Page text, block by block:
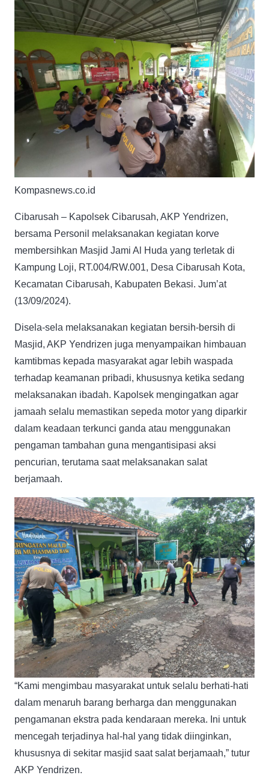
Kompasnews.co.id
Cibarusah – Kapolsek Cibarusah, AKP Yendrizen,
bersama Personil melaksanakan kegiatan korve
membersihkan Masjid Jami Al Huda yang terletak di
Kampung Loji, RT.004/RW.001, Desa Cibarusah Kota,
Kecamatan Cibarusah, Kabupaten Bekasi. Jum’at
(13/09/2024).
Disela-sela melaksanakan kegiatan bersih-bersih di
Masjid, AKP Yendrizen juga menyampaikan himbauan
kamtibmas kepada masyarakat agar lebih waspada
terhadap keamanan pribadi, khususnya ketika sedang
melaksanakan ibadah. Kapolsek mengingatkan agar
jamaah selalu memastikan sepeda motor yang diparkir
dalam keadaan terkunci ganda atau menggunakan
pengaman tambahan guna mengantisipasi aksi
pencurian, terutama saat melaksanakan salat
berjamaah.
“Kami mengimbau masyarakat untuk selalu berhati-hati
dalam menaruh barang berharga dan menggunakan
pengamanan ekstra pada kendaraan mereka. Ini untuk
mencegah terjadinya hal-hal yang tidak diinginkan,
khususnya di sekitar masjid saat salat berjamaah,” tutur
AKP Yendrizen.